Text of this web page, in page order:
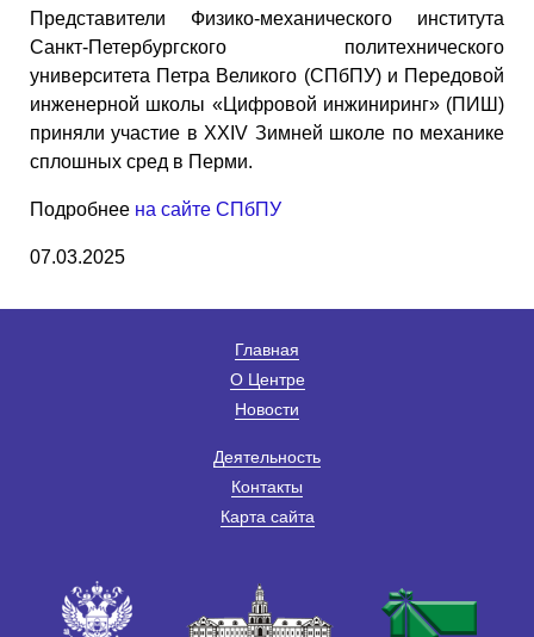
Представители Физико-механического института
Санкт-Петербургского политехнического
университета Петра Великого (СПбПУ) и Передовой
инженерной школы «Цифровой инжиниринг» (ПИШ)
приняли участие в XХIV Зимней школе по механике
сплошных сред в Перми.
Подробнее на сайте СПбПУ
07.03.2025
Главная
О Центре
Новости
Деятельность
Контакты
Карта сайта